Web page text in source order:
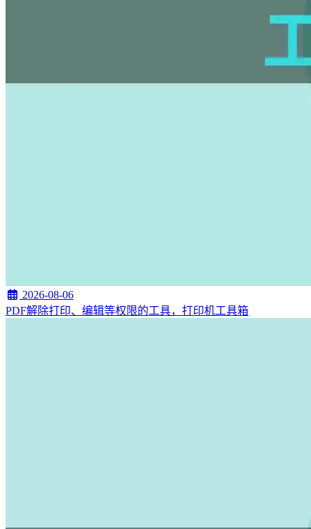
2026-08-06
PDF解除打印、编辑等权限的工具，打印机工具箱